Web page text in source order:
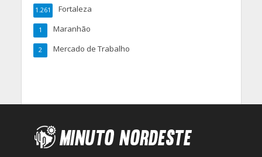
Fortaleza
1.261
Maranhão
1
Mercado de Trabalho
2